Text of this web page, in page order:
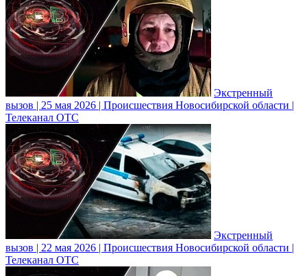
Экстренный
вызов | 25 мая 2026 | Происшествия Новосибирской области |
Телеканал ОТС
Экстренный
вызов | 22 мая 2026 | Происшествия Новосибирской области |
Телеканал ОТС